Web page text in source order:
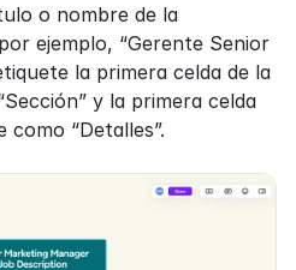
o nombre de la
ejemplo, “Gerente Senior
la primera celda de la
y la primera celda
“Detalles”.